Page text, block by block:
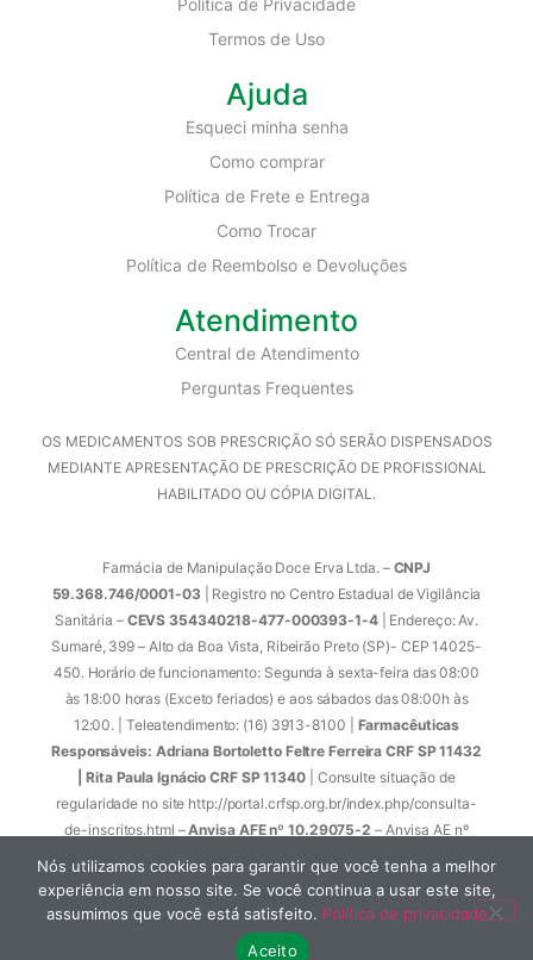
Termos de Uso
Ajuda
Esqueci minha senha
Como comprar
Política de Frete e Entrega
Como Trocar
Política de Reembolso e Devoluções
Atendimento
Central de Atendimento
Perguntas Frequentes
OS MEDICAMENTOS SOB PRESCRIÇÃO SÓ SERÃO DISPENSADOS
MEDIANTE APRESENTAÇÃO DE PRESCRIÇÃO DE PROFISSIONAL
HABILITADO OU CÓPIA DIGITAL.
Farmácia de Manipulação Doce Erva Ltda. – CNPJ
59.368.746/0001-03| Registro no Centro Estadual de Vigilância
Sanitária –CEVS 354340218-477-000393-1-4| Endereço: Av.
Sumaré, 399 – Alto da Boa Vista, Ribeirão Preto (SP)- CEP 14025-
450. Horário de funcionamento: Segunda à sexta-feira das 08:00
às 18:00 horas (Exceto feriados) e aos sábados das 08:00h às
12:00. | Teleatendimento: (16) 3913-8100 | Farmacêuticas
Responsáveis: Adriana Bortoletto Feltre Ferreira CRF SP 11432
| Rita Paula Ignácio CRF SP 11340 | Consulte situação de
regularidade no site http://portal.crfsp.org.br/index.php/consulta-
de-inscritos.html –Anvisa AFE nº 10.29075-2 – Anvisa AE nº
Certidão de Regularidade
CRF/SP nº 12941
© 2023. Todos os direitos reservados. Desenvolvido por
ipharmaweb
Nós utilizamos cookies para garantir que você tenha a melhor
experiência em nosso site. Se você continua a usar este site,
assumimos que você está satisfeito. Política de privacidade
Aceito